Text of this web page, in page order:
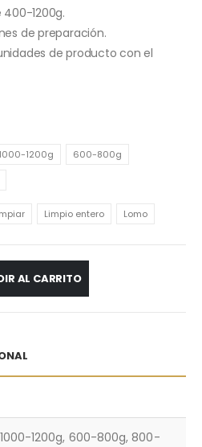
1200g.
de preparación.
de producto con el
1000-1200g
600-800g
Limpio entero Lomo
AL CARRITO
1000-1200g, 600-800g, 800-